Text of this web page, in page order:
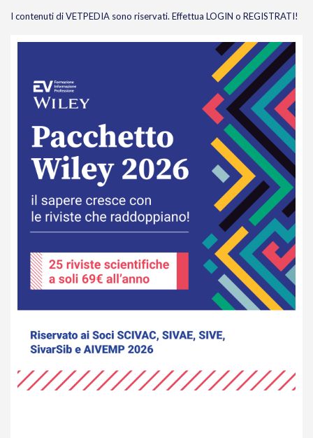
I contenuti di VETPEDIA sono riservati. Effettua LOGIN o REGISTRATI!